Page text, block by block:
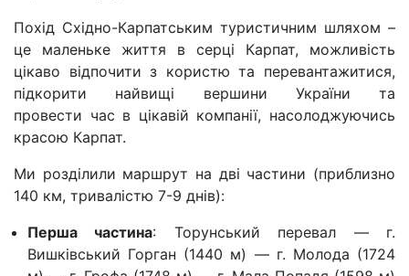
Похід Східно-Карпатським туристичним шляхом –
це маленьке життя в серці Карпат, можливість
цікаво відпочити з користю та перевантажитися,
підкорити найвищі вершини України та
провести час в цікавій компанії, насолоджуючись
красою Карпат.
Ми розділили маршрут на дві частини (приблизно
140 км, тривалістю 7-9 днів):
Перша частина: Торунський перевал — г.
Вишківський Горган (1440 м) — г. Молода (1724